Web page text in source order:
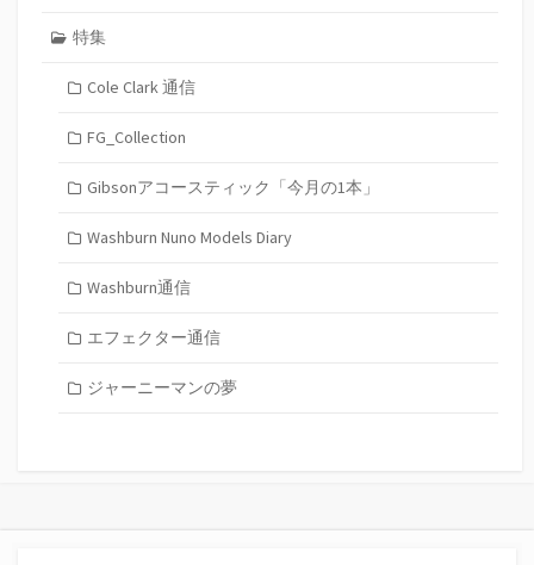
特集
Cole Clark 通信
FG_Collection
Gibsonアコースティック「今月の1本」
Washburn Nuno Models Diary
Washburn通信
エフェクター通信
ジャーニーマンの夢